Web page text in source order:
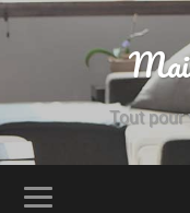
Tout pour